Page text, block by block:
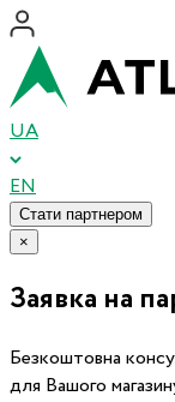
UA
EN
Стати партнером
×
Заявка на
Безкоштовна
для Вашого